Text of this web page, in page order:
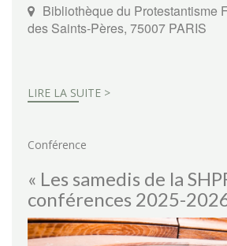
Bibliothèque du Protestantisme
des Saints-Pères, 75007 PARIS
LIRE LA SUITE >
Conférence
« Les samedis de la
conférences 2025-